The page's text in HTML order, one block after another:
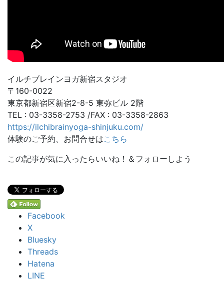
イルチブレインヨガ新宿スタジオ
〒160-0022
東京都新宿区新宿2-8-5 東弥ビル 2階
TEL : 03-3358-2753 /FAX : 03-3358-2863
https://ilchibrainyoga-shinjuku.com/
体験のご予約、お問合せはこちら
この記事が気に入ったらいいね！＆フォローしよう
Facebook
X
Bluesky
Threads
Hatena
LINE